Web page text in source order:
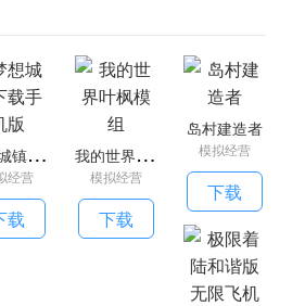
也可以提供深入的战略思考。
游戏过程中会发生各种事件，玩家需
护国家。在游戏过程中，一个玩家的
亡。用你的智慧来保护国家。
梦
想城镇下载手机版
经营
载
我
的世界叶枫模组
模拟经营
下载
岛村建造者
模拟经营
下载